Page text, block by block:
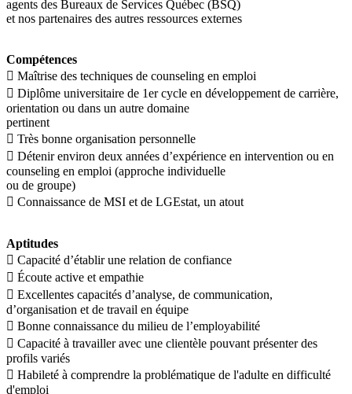
agents des Bureaux de Services Québec (BSQ)
et nos partenaires des autres ressources externes
Compétences
 Maîtrise des techniques de counseling en emploi
 Diplôme universitaire de 1er cycle en développement de carrière,
orientation ou dans un autre domaine
pertinent
 Très bonne organisation personnelle
 Détenir environ deux années d’expérience en intervention ou en
counseling en emploi (approche individuelle
ou de groupe)
 Connaissance de MSI et de LGEstat, un atout
Aptitudes
 Capacité d’établir une relation de confiance
 Écoute active et empathie
 Excellentes capacités d’analyse, de communication,
d’organisation et de travail en équipe
 Bonne connaissance du milieu de l’employabilité
 Capacité à travailler avec une clientèle pouvant présenter des
profils variés
 Habileté à comprendre la problématique de l'adulte en difficulté
d'emploi